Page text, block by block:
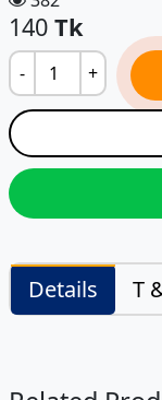
140 Tk
- +
Details T